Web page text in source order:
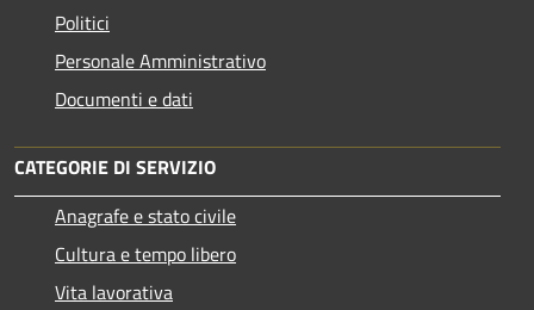
Politici
Personale Amministrativo
Documenti e dati
CATEGORIE DI SERVIZIO
Anagrafe e stato civile
Cultura e tempo libero
Vita lavorativa